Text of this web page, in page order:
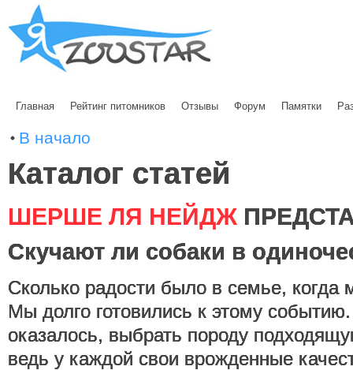
Главная Рейтинг питомников Отзывы Форум Памятки
В начало
Каталог статей
ШЕРШЕ ЛЯ НЕЙДЖ
Скучают ли собаки в
Сколько радости было в семье,
Мы долго готовились к этому
оказалось, выбрать породу
ведь у каждой свои врожденные